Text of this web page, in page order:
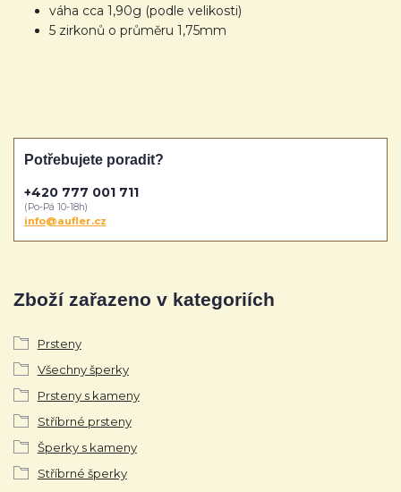
váha cca 1,90g (podle velikosti)
5 zirkonů o průměru 1,75mm
Zboží zařazeno v kategoriích
Prsteny
Všechny šperky
Prsteny s kameny
Stříbrné prsteny
Šperky s kameny
Stříbrné šperky
Potřebujete poradit?
+420 777 001 711
(Po-Pá 10-18h)
info@aufler.cz